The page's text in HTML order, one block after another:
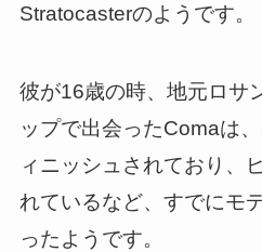
Stratocasterのようです。
彼が16歳の時、地元ロサ
ップで出会ったComaは
ィニッシュされており、
れているなど、すでにモ
ったようです。